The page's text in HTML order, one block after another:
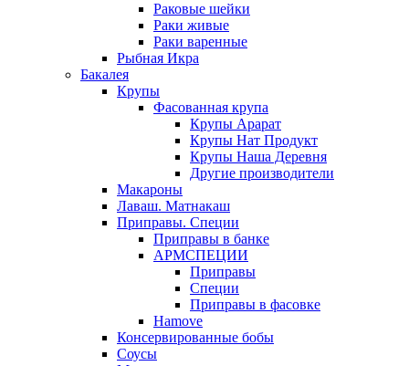
Раковые шейки
Раки живые
Раки варенные
Рыбная Икра
Бакалея
Крупы
Фасованная крупа
Крупы Арарат
Крупы Нат Продукт
Крупы Наша Деревня
Другие производители
Макароны
Лаваш. Матнакаш
Приправы. Специи
Приправы в банке
АРМСПЕЦИИ
Приправы
Специи
Приправы в фасовке
Hamove
Консервированные бобы
Соусы